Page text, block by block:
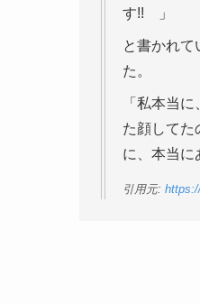
す!! 」
と書かれ
た。
「私本当
た顔して
に、本当に
引用元: